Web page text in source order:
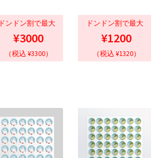
ドンドン割で最大
¥3000
（税込 ¥3300）
ドンドン割で最大
¥1200
（税込 ¥1320）